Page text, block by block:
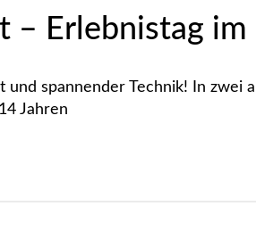
Erlebnistag im
und spannender Technik! In
Jahren